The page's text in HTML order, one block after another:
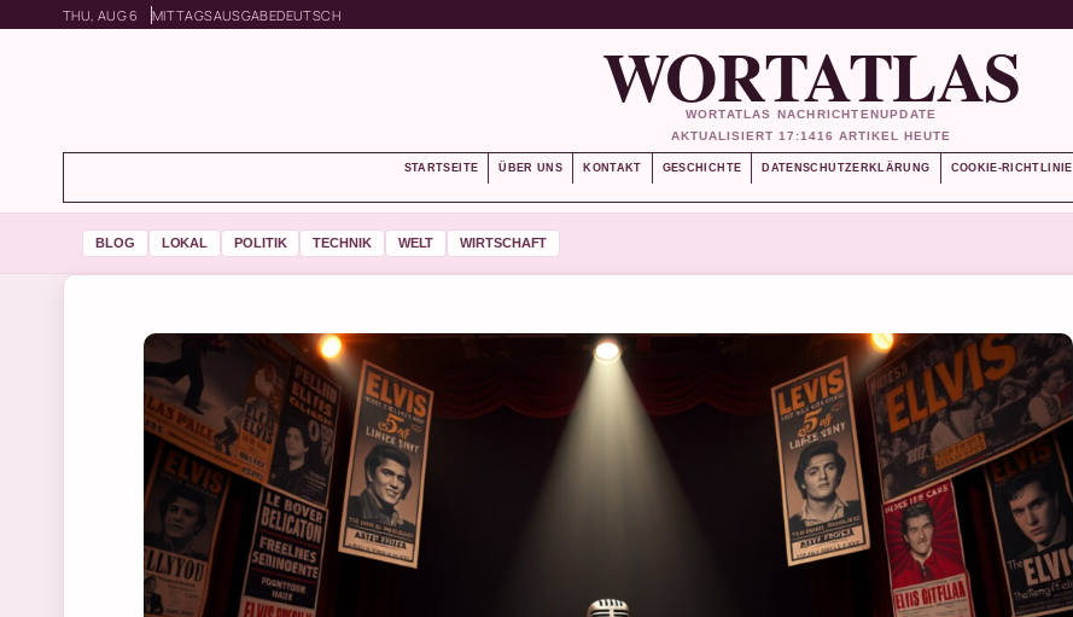
THU, AUG 6 MITTAGSAUSGABEDEUTSCH
WORTATLAS
WORTATLAS NACHRICHTENUPDATE
AKTUALISIERT 17:1416 ARTIKEL HEUTE
STARTSEITE ÜBER UNS KONTAKT GESCHICHTE DATENSCHUTZERKLÄRUNG COOKIE-RICHTLINIE
BLOG LOKAL POLITIK TECHNIK WELT WIRTSCHAFT